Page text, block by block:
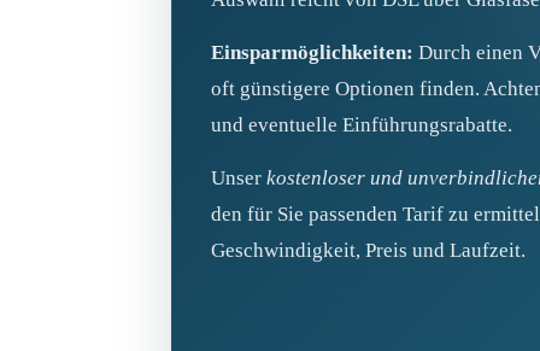
Einsparmöglichkeiten: Durch einen
oft günstigere Optionen finden.
und eventuelle Einführungsrabatte.
Unser kostenloser und
den für Sie passenden Tarif zu
Geschwindigkeit, Preis und Laufzeit.